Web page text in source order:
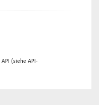
API (siehe API-